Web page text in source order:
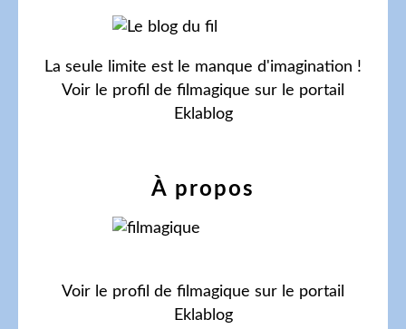
La seule limite est le manque d'imagination !
Voir le profil de filmagique sur le portail
Eklablog
À propos
Voir le profil de filmagique sur le portail
Eklablog